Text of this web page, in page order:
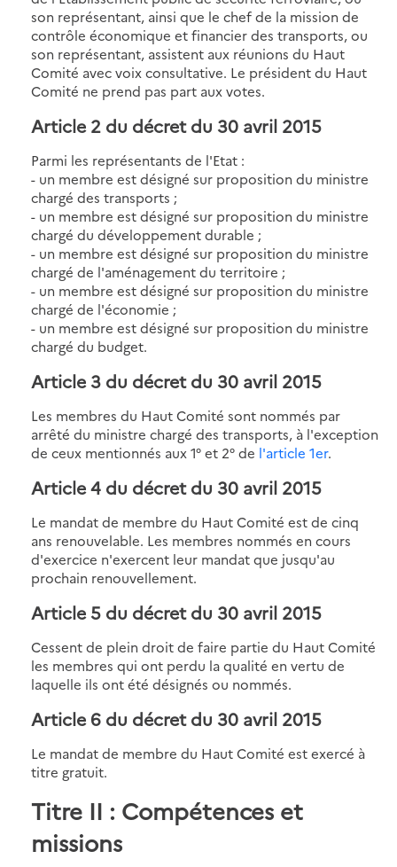
son représentant, ainsi que le chef de la mission de
contrôle économique et financier des transports, ou
son représentant, assistent aux réunions du Haut
Comité avec voix consultative. Le président du Haut
Comité ne prend pas part aux votes.
Article 2 du décret du 30 avril 2015
Parmi les représentants de l'Etat :
- un membre est désigné sur proposition du ministre
chargé des transports ;
- un membre est désigné sur proposition du ministre
chargé du développement durable ;
- un membre est désigné sur proposition du ministre
chargé de l'aménagement du territoire ;
- un membre est désigné sur proposition du ministre
chargé de l'économie ;
- un membre est désigné sur proposition du ministre
chargé du budget.
Article 3 du décret du 30 avril 2015
Les membres du Haut Comité sont nommés par
arrêté du ministre chargé des transports, à l'exception
de ceux mentionnés aux 1° et 2° de l'article 1er.
Article 4 du décret du 30 avril 2015
Le mandat de membre du Haut Comité est de cinq
ans renouvelable. Les membres nommés en cours
d'exercice n'exercent leur mandat que jusqu'au
prochain renouvellement.
Article 5 du décret du 30 avril 2015
Cessent de plein droit de faire partie du Haut Comité
les membres qui ont perdu la qualité en vertu de
laquelle ils ont été désignés ou nommés.
Article 6 du décret du 30 avril 2015
Le mandat de membre du Haut Comité est exercé à
titre gratuit.
Titre II : Compétences et
missions